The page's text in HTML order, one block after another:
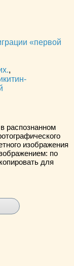
«первой
,
распознанном
изображения
по
для